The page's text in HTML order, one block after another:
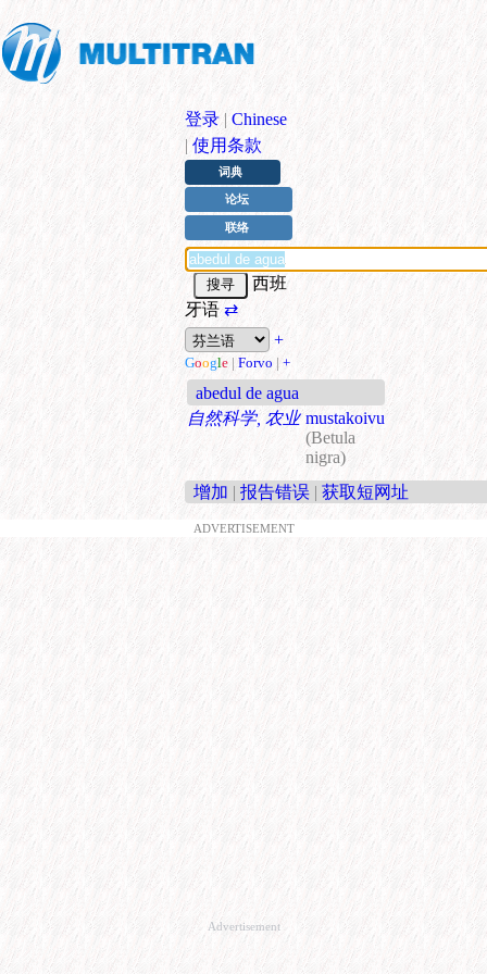
登录 | Chinese
| 使用条款
词典
论坛
联络
西班
牙语⇄
+
Google | Forvo | +
abedul de agua
自然科学, 农业 mustakoivu
(Betula
nigra)
增加 | 报告错误 | 获取短网址
ADVERTISEMENT
Advertisement